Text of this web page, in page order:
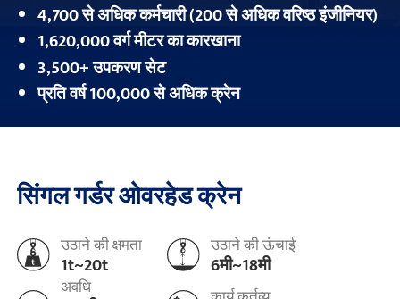
4,700 से अधिक कर्मचारी (200 से अधिक वरिष्ठ इंजीनियर)
1,620,000 वर्ग मीटर का कारखाना
3,500+ उपकरण सेट
प्रति वर्ष 100,000 से अधिक क्रेन
सिंगल गर्डर ओवरहेड क्रेन
उठाने की क्षमता
1t~20t
उठाने की ऊंचाई
6मी~18मी
अवधि